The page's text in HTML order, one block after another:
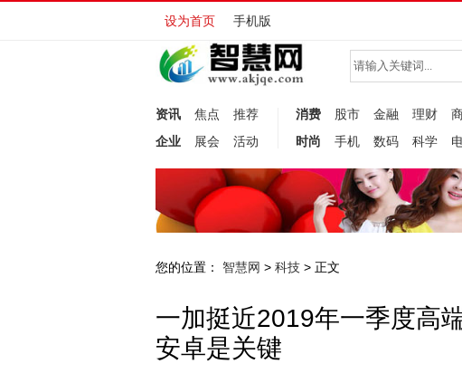
设为首页 手机版
资讯 焦点
推荐
企业
展会 活动
消费 股市 金融 理财
时尚
手机 数码 科学
您的位置： 智慧网 > 科技 > 正文
一加挺近2019年一季度高
安卓是关键